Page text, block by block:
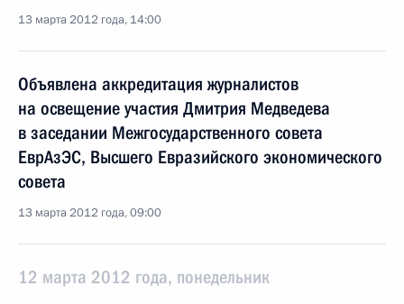
13 марта 2012 года, 14:00
Объявлена аккредитация журналистов
на освещение участия Дмитрия Медведева
в заседании Межгосударственного совета
ЕврАзЭС, Высшего Евразийского экономического
совета
13 марта 2012 года, 09:00
12 марта 2012 года, понедельник